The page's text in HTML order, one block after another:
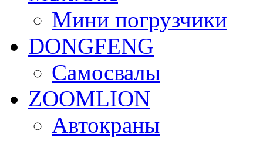
Мини погрузчики
DONGFENG
Самосвалы
ZOOMLION
Автокраны